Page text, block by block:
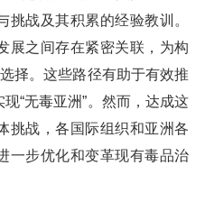
战及其积累的经验教训。
展之间存在紧密关联，为构
择。这些路径有助于有效推
“无毒亚洲”。然而，达成这
挑战，各国际组织和亚洲各
一步优化和变革现有毒品治